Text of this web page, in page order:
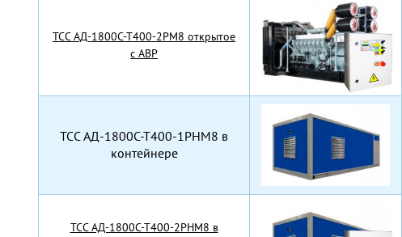
TCC АД-1800С-Т400-2РМ8 открытое
с АВР
TCC АД-1800С-Т400-1РНМ8 в
контейнере
TCC АД-1800С-Т400-2РНМ8 в